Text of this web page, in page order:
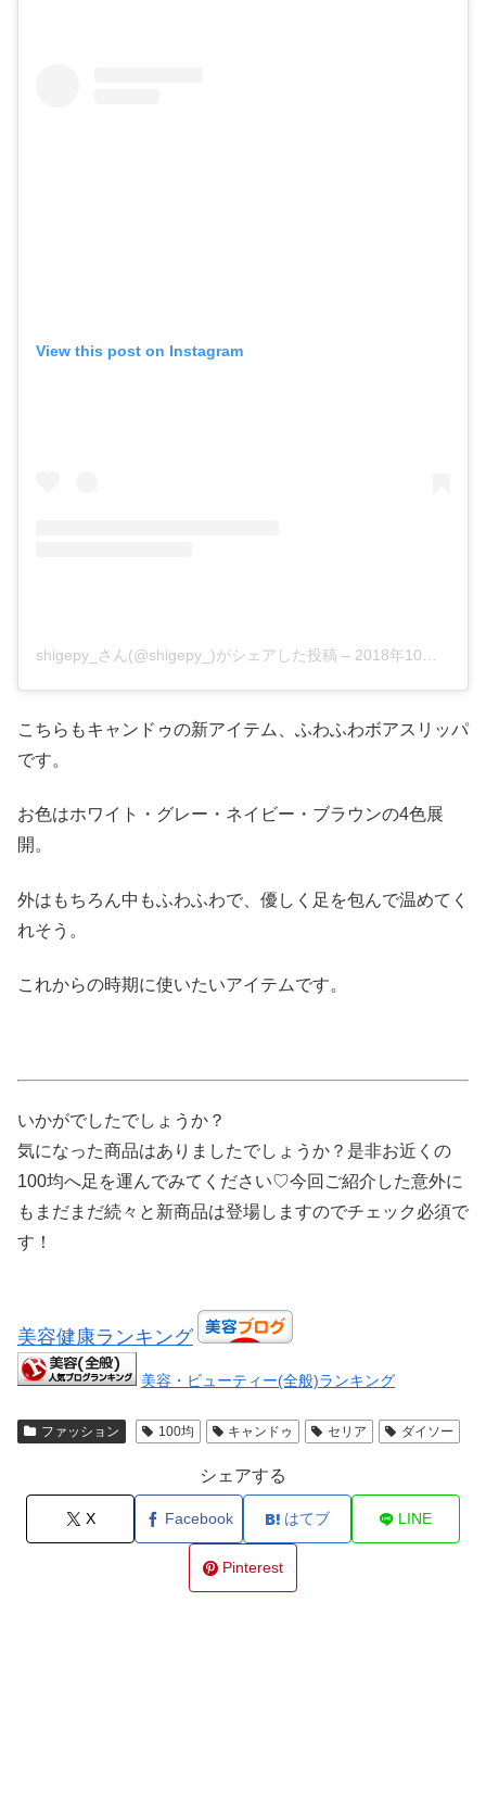
View this post on Instagram
shigepy_さん(@shigepy_)がシェアした投稿 – 2018年10月月19日午前6時31分PDT
こちらもキャンドゥの新アイテム、ふわふわボアスリッパ
です。
お色はホワイト・グレー・ネイビー・ブラウンの4色展
開。
外はもちろん中もふわふわで、優しく足を包んで温めてく
れそう。
これからの時期に使いたいアイテムです。
いかがでしたでしょうか？
気になった商品はありましたでしょうか？是非お近くの
100均へ足を運んでみてください♡今回ご紹介した意外に
もまだまだ続々と新商品は登場しますのでチェック必須で
す！
美容健康ランキング
美容・ビューティー(全般)ランキング
ファッション 100均 キャンドゥ セリア ダイソー
シェアする
X Facebook はてブ LINE
Pinterest